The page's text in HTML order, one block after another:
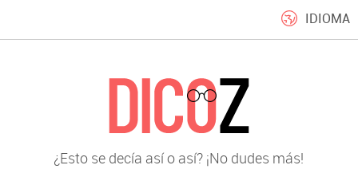
IDIOMA
¿Esto se decía así o así? ¡No dudes más!